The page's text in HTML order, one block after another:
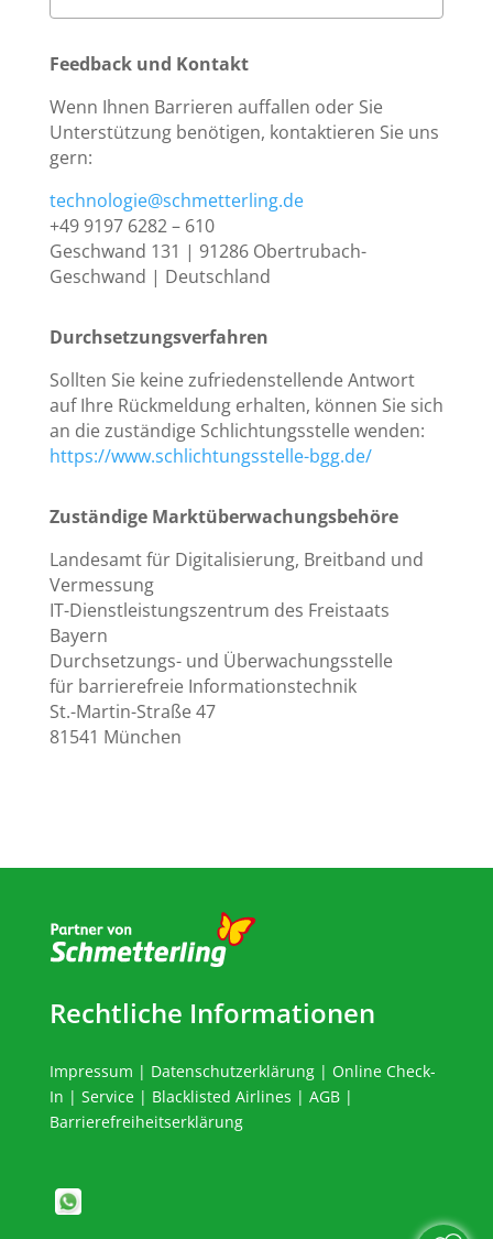
Feedback und Kontakt
Wenn Ihnen Barrieren auffallen oder Sie
Unterstützung benötigen, kontaktieren Sie uns
gern:
technologie@schmetterling.de
+49 9197 6282 – 610
Geschwand 131 | 91286 Obertrubach-
Geschwand | Deutschland
Durchsetzungsverfahren
Sollten Sie keine zufriedenstellende Antwort
auf Ihre Rückmeldung erhalten, können Sie sich
an die zuständige Schlichtungsstelle wenden:
https://www.schlichtungsstelle-bgg.de/
Zuständige Marktüberwachungsbehöre
Landesamt für Digitalisierung, Breitband und
Vermessung
IT-Dienstleistungszentrum des Freistaats
Bayern
Durchsetzungs- und Überwachungsstelle
für barrierefreie Informationstechnik
St.-Martin-Straße 47
81541 München
Rechtliche Informationen
Impressum | Datenschutzerklärung| Online Check-
In | Service| Blacklisted Airlines | AGB|
Barrierefreiheitserklärung